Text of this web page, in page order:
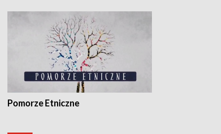
Pomorze Etniczne